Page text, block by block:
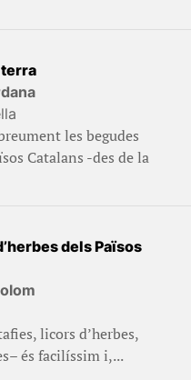
terra
les begudes
Catalans -des de la
dels Països
licors d’herbes,
és facilíssim i,...